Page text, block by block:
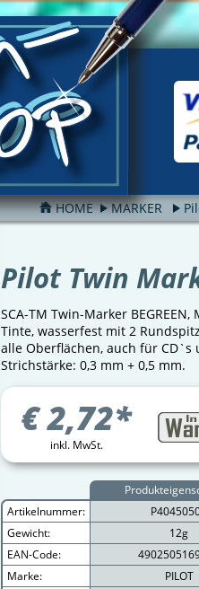
HOME MARKER
Pilot Twin
SCA-TM Twin-Marker
Tinte, wasserfest mit 2
alle Oberflächen, auch für CD`s
Strichstärke: 0,3 mm + 0,5 mm.
€2,72*
inkl. MwSt.
Artikelnummer:
Gewicht:
12g
EAN-Code:
Marke:
PILOT